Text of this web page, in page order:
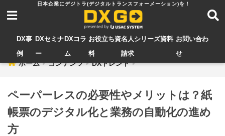
DX事
例
DXセミナ
ー
DXコラ
ム
お役立ち資
料
名人シリーズ資料
請求
お問い合わ
せ
ホーム コンテンツ DXトレンド
ペーパーレスの必要性やメリットは？紙
帳票のデジタル化と業務の自動化の進め
方